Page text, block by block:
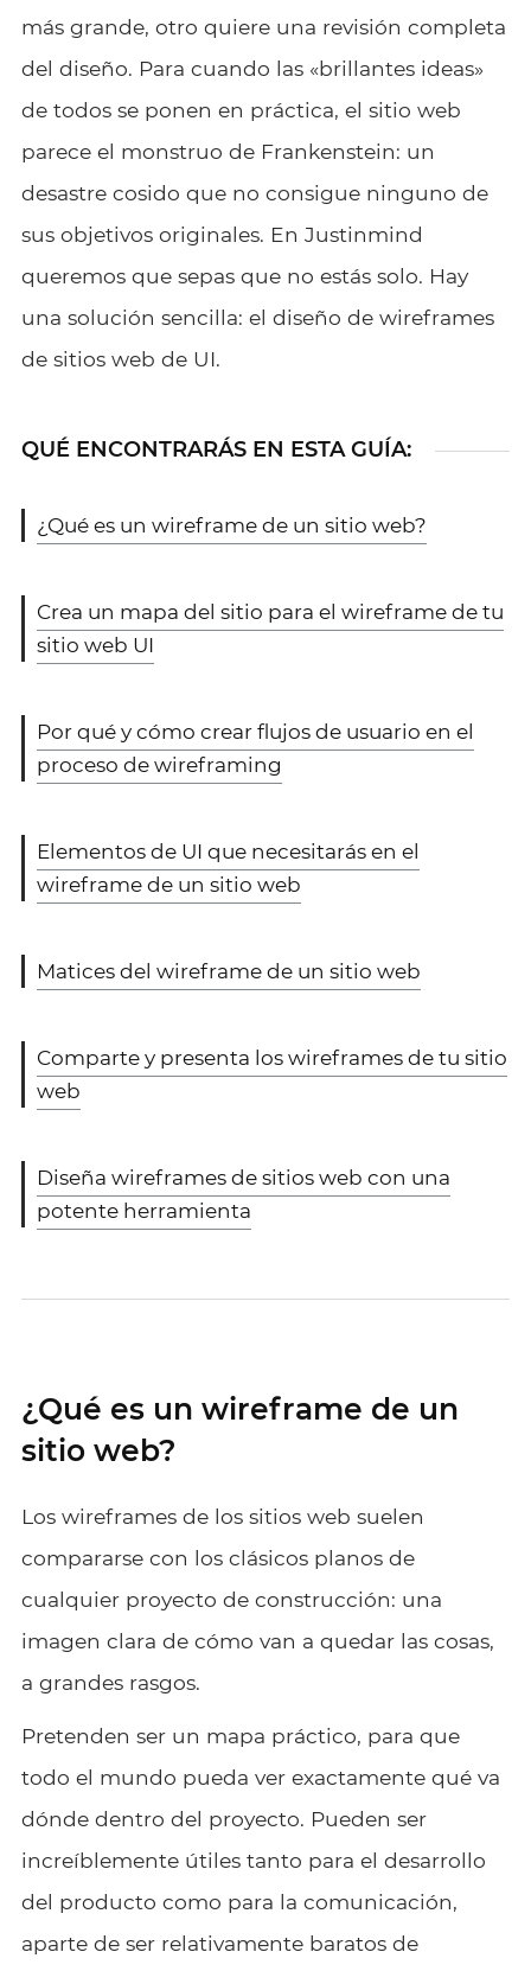
más grande, otro quiere una revisión completa
del diseño. Para cuando las «brillantes ideas»
de todos se ponen en práctica, el sitio web
parece el monstruo de Frankenstein: un
desastre cosido que no consigue ninguno de
sus objetivos originales. En Justinmind
queremos que sepas que no estás solo. Hay
una solución sencilla: el diseño de wireframes
de sitios web de UI.
QUÉ ENCONTRARÁS EN ESTA GUÍA:
¿Qué es un wireframe de un sitio web?
Crea un mapa del sitio para el wireframe de tu
sitio web UI
Por qué y cómo crear flujos de usuario en el
proceso de wireframing
Elementos de UI que necesitarás en el
wireframe de un sitio web
Matices del wireframe de un sitio web
Comparte y presenta los wireframes de tu sitio
web
Diseña wireframes de sitios web con una
potente herramienta
¿Qué es un wireframe de un
sitio web?
Los wireframes de los sitios web suelen
compararse con los clásicos planos de
cualquier proyecto de construcción: una
imagen clara de cómo van a quedar las cosas,
a grandes rasgos.
Pretenden ser un mapa práctico, para que
todo el mundo pueda ver exactamente qué va
dónde dentro del proyecto. Pueden ser
increíblemente útiles tanto para el desarrollo
del producto como para la comunicación,
aparte de ser relativamente baratos de